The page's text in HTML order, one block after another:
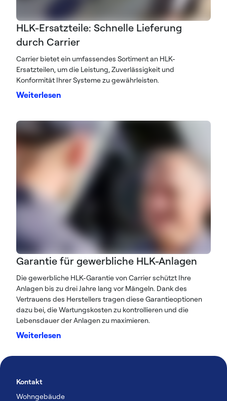
HLK-Ersatzteile: Schnelle Lieferung
durch Carrier
Carrier bietet ein umfassendes Sortiment an HLK-
Ersatzteilen, um die Leistung, Zuverlässigkeit und
Konformität Ihrer Systeme zu gewährleisten.
Weiterlesen
Garantie für gewerbliche HLK-Anlagen
Die gewerbliche HLK-Garantie von Carrier schützt Ihre
Anlagen bis zu drei Jahre lang vor Mängeln. Dank des
Vertrauens des Herstellers tragen diese Garantieoptionen
dazu bei, die Wartungskosten zu kontrollieren und die
Lebensdauer der Anlagen zu maximieren.
Weiterlesen
Kontakt
Wohngebäude